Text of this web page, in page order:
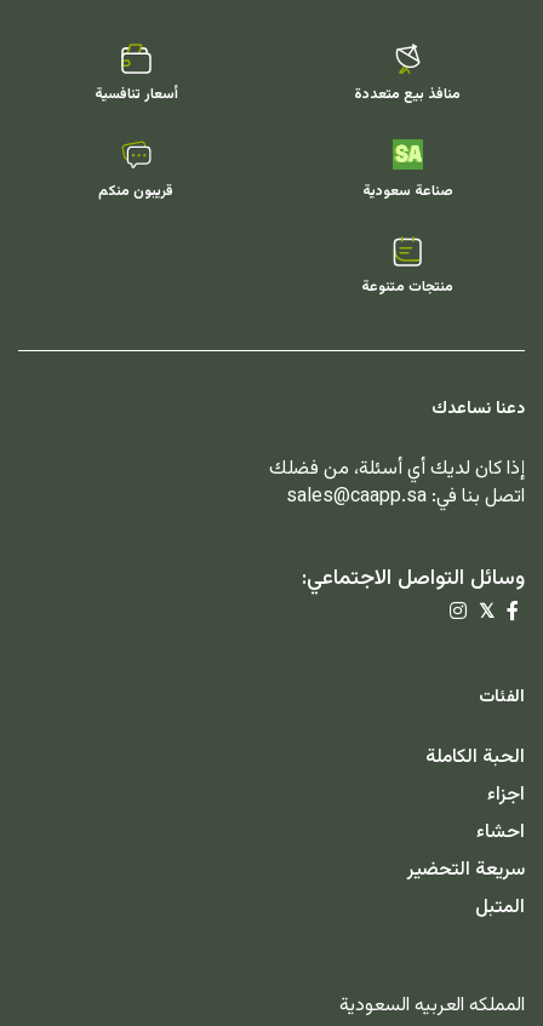
منافذ بيع متعددة أسعار تنافسية
صناعة سعودية قريبون منكم
منتجات متنوعة
دعنا نساعدك
إذا كان لديك أي أسئلة، من فضلك
اتصل بنا في: sales@caapp.sa
وسائل التواصل الاجتماعي:
𝕏
الفئات
الحبة الكاملة
اجزاء
احشاء
سريعة التحضير
المتبل
المملكه العربيه السعودية